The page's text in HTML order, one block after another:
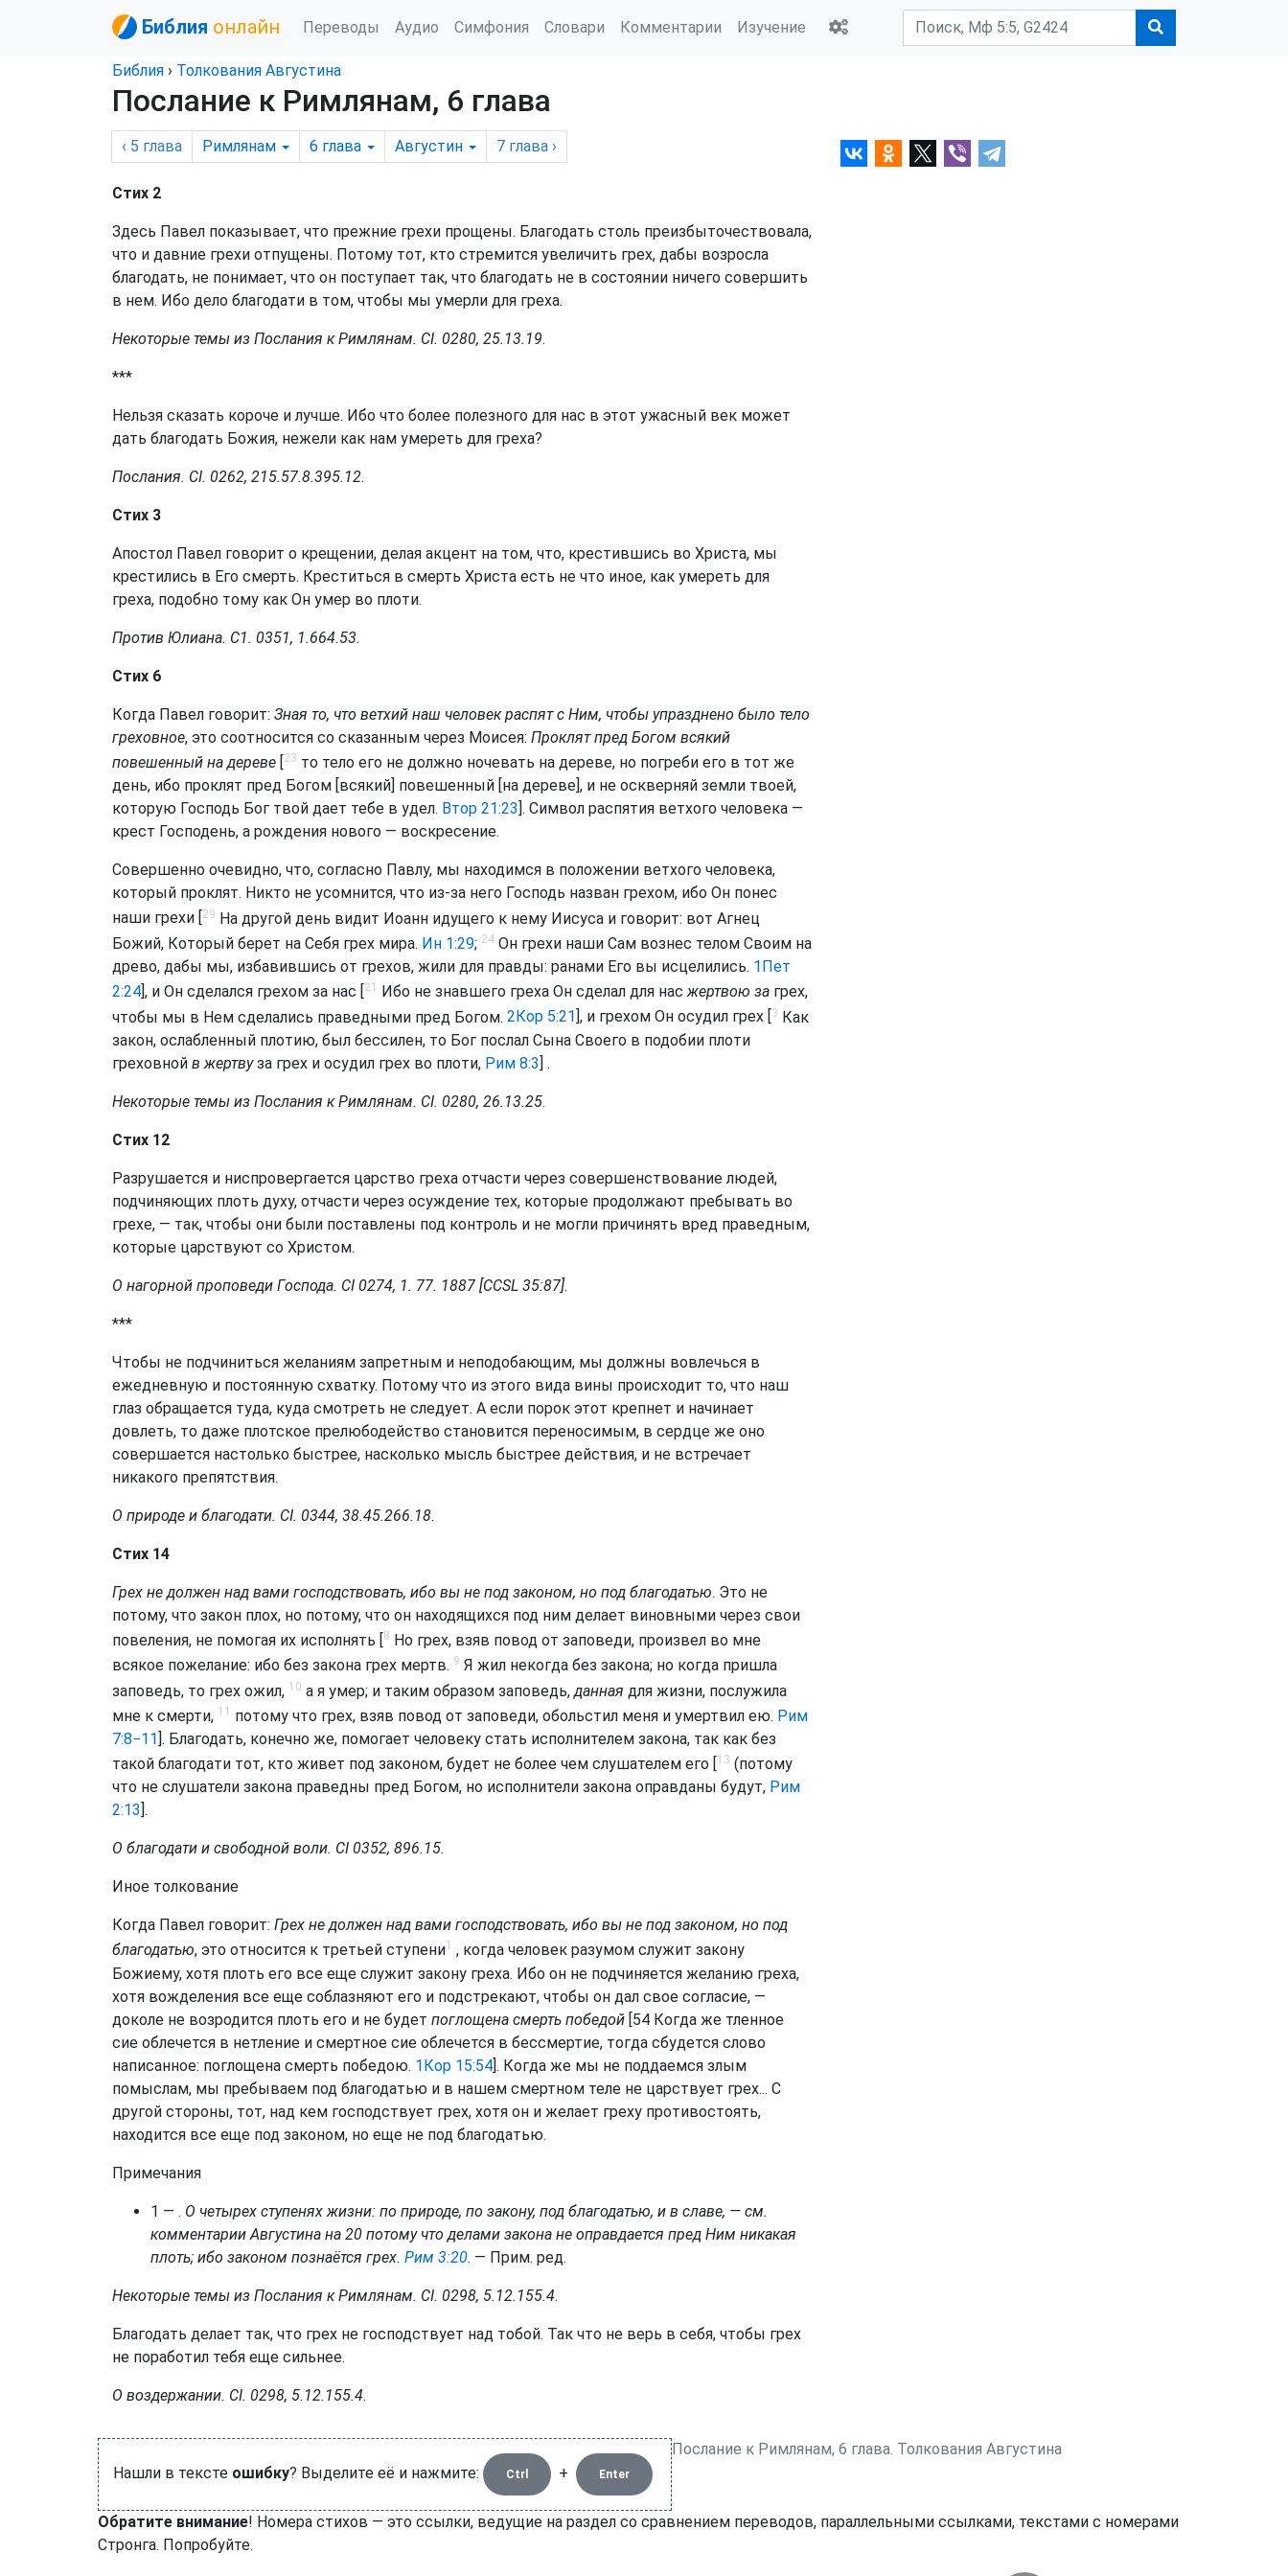
Библия онлайн Переводы Аудио Симфония Словари Комментарии Изучение
Библия › Толкования Августина
Послание к Римлянам, 6 глава
‹ 5 глава Римлянам 6 глава Августин 7 глава ›
Стих 2
Здесь Павел показывает, что прежние грехи прощены. Благодать столь преизбыточествовала,
что и давние грехи отпущены. Потому тот, кто стремится увеличить грех, дабы возросла
благодать, не понимает, что он поступает так, что благодать не в состоянии ничего совершить
в нем. Ибо дело благодати в том, чтобы мы умерли для греха.
Некоторые темы из Послания к Римлянам. CI. 0280, 25.13.19.
***
Нельзя сказать короче и лучше. Ибо что более полезного для нас в этот ужасный век может
дать благодать Божия, нежели как нам умереть для греха?
Послания. CI. 0262, 215.57.8.395.12.
Стих 3
Апостол Павел говорит о крещении, делая акцент на том, что, крестившись во Христа, мы
крестились в Его смерть. Креститься в смерть Христа есть не что иное, как умереть для
греха, подобно тому как Он умер во плоти.
Против Юлиана. С1. 0351, 1.664.53.
Стих 6
Когда Павел говорит: Зная то, что ветхий наш человек распят с Ним, чтобы упразднено было тело
греховное, это соотносится со сказанным через Моисея: Проклят пред Богом всякий
повешенный на дереве
23 то тело его не должно ночевать на дереве, но погреби его в тот же
день, ибо проклят пред Богом [всякий] повешенный [на дереве], и не оскверняй земли твоей,
которую Господь Бог твой дает тебе в удел. Втор 21:23 ]. Символ распятия ветхого человека —
крест Господень, а рождения нового — воскресение.
Совершенно очевидно, что, согласно Павлу, мы находимся в положении ветхого человека,
который проклят. Никто не усомнится, что из-за него Господь назван грехом, ибо Он понес
наши грехи [
29 На другой день видит Иоанн идущего к нему Иисуса и говорит: вот Агнец
Божий, Который берет на Себя грех мира. Ин 1:29; 24 Он грехи наши Сам вознес телом Своим на
древо, дабы мы, избавившись от грехов, жили для правды: ранами Его вы исцелились. 1Пет
2:24 ], и Он сделался грехом за нас [ 21 Ибо не знавшего греха Он сделал для насжертвою за грех,
чтобы мы в Нем сделались праведными пред Богом. 2Кор 5:21 ], и грехом Он осудил грех [ 3 Как
закон, ослабленный плотию, был бессилен, то Бог послал Сына Своего в подобии плоти
греховной в жертвуза грех и осудил грех во плоти, Рим 8:3] .
Некоторые темы из Послания к Римлянам. СI. 0280, 26.13.25.
Стих 12
Разрушается и ниспровергается царство греха отчасти через совершенствование людей,
подчиняющих плоть духу, отчасти через осуждение тех, которые продолжают пребывать во
грехе, — так, чтобы они были поставлены под контроль и не могли причинять вред праведным,
которые царствуют со Христом.
О нагорной проповеди Господа. CI 0274, 1. 77. 1887 [CCSL 35:87].
***
Чтобы не подчиниться желаниям запретным и неподобающим, мы должны вовлечься в
ежедневную и постоянную схватку. Потому что из этого вида вины происходит то, что наш
глаз обращается туда, куда смотреть не следует. А если порок этот крепнет и начинает
довлеть, то даже плотское прелюбодейство становится переносимым, в сердце же оно
совершается настолько быстрее, насколько мысль быстрее действия, и не встречает
никакого препятствия.
О природе и благодати. СI. 0344, 38.45.266.18.
Стих 14
Грех не должен над вами господствовать, ибо вы не под законом, но под благодатью. Это не
потому, что закон плох, но потому, что он находящихся под ним делает виновными через свои
повеления, не помогая их исполнять [8 Но грех, взяв повод от заповеди, произвел во мне
всякое пожелание: ибо без закона грех мертв. 9 Я жил некогда без закона; но когда пришла
заповедь, то грех ожил, 10 а я умер; и таким образом заповедь, данная для жизни, послужила
мне к смерти, 11 потому что грех, взяв повод от заповеди, обольстил меня и умертвил ею. Рим
7:8−11]. Благодать, конечно же, помогает человеку стать исполнителем закона, так как без
такой благодати тот, кто живет под законом, будет не более чем слушателем его [
13 (потому
что не слушатели закона праведны пред Богом, но исполнители закона оправданы будут, Рим
2:13 ].
О благодати и свободной воли. CI 0352, 896.15.
Иное толкование
Когда Павел говорит: Грех не должен над вами господствовать, ибо вы не под законом, но под
благодатью, это относится к третьей ступени1 , когда человек разумом служит закону
Божиему, хотя плоть его все еще служит закону греха. Ибо он не подчиняется желанию греха,
хотя вожделения все еще соблазняют его и подстрекают, чтобы он дал свое согласие, —
доколе не возродится плоть его и не будет поглощена смерть победой [54 Когда же тленное
сие облечется в нетление и смертное сие облечется в бессмертие, тогда сбудется слово
написанное: поглощена смерть победою. 1Кор 15:54]. Когда же мы не поддаемся злым
помыслам, мы пребываем под благодатью и в нашем смертном теле не царствует грех... С
другой стороны, тот, над кем господствует грех, хотя он и желает греху противостоять,
находится все еще под законом, но еще не под благодатью.
Примечания
1 — . О четырех ступенях жизни: по природе, по закону, под благодатью, и в славе, — см.
комментарии Августина на 20 потому что делами закона не оправдается пред Ним никакая
плоть; ибо законом познаётся грех. Рим 3:20. — Прим. ред.
Некоторые темы из Послания к Римлянам. СI. 0298, 5.12.155.4.
Благодать делает так, что грех не господствует над тобой. Так что не верь в себя, чтобы грех
не поработил тебя еще сильнее.
О воздержании. СI. 0298, 5.12.155.4.
Нашли в тексте ошибку? Выделите её и нажмите: Ctrl + Enter
Послание к Римлянам, 6 глава. Толкования Августина
Обратите внимание! Номера стихов — это ссылки, ведущие на раздел со сравнением переводов, параллельными ссылками, текстами с номерами
Стронга. Попробуйте.